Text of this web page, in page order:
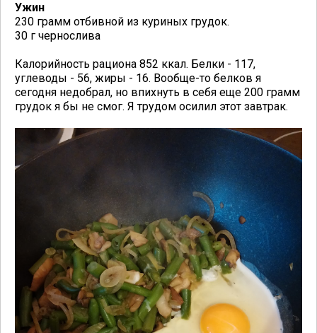
Ужин
230 грамм отбивной из куриных грудок.
30 г чернослива
Калорийность рациона 852 ккал. Белки - 117,
углеводы - 56, жиры - 16. Вообще-то белков я
сегодня недобрал, но впихнуть в себя еще 200 грамм
грудок я бы не смог. Я трудом осилил этот завтрак.